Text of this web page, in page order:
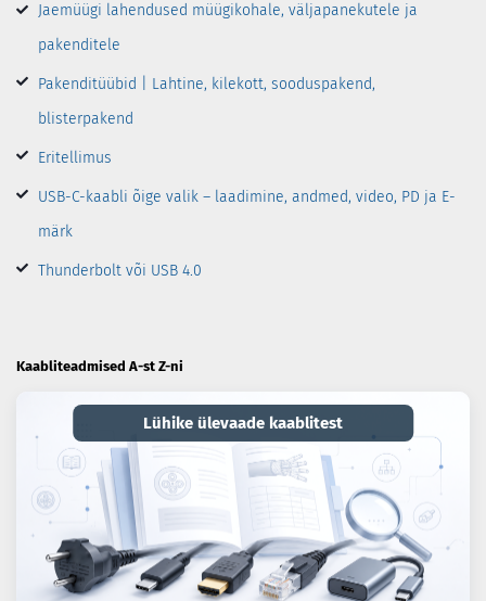
Jaemüügi lahendused müügikohale, väljapanekutele ja
pakenditele
Pakenditüübid | Lahtine, kilekott, sooduspakend,
blisterpakend
Eritellimus
USB-C-kaabli õige valik – laadimine, andmed, video, PD ja E-
märk
Thunderbolt või USB 4.0
Kaabliteadmised A-st Z-ni
Lühike ülevaade kaablitest